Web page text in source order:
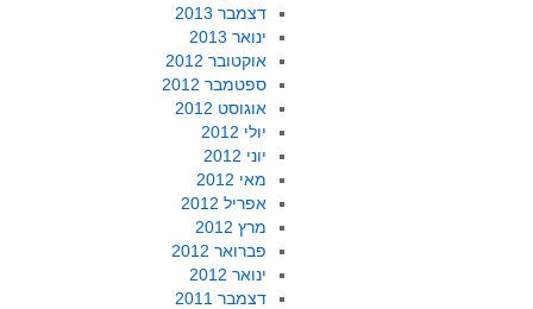
דצמבר 2013
ינואר 2013
אוקטובר 2012
ספטמבר 2012
אוגוסט 2012
יולי 2012
יוני 2012
מאי 2012
אפריל 2012
מרץ 2012
פברואר 2012
ינואר 2012
דצמבר 2011